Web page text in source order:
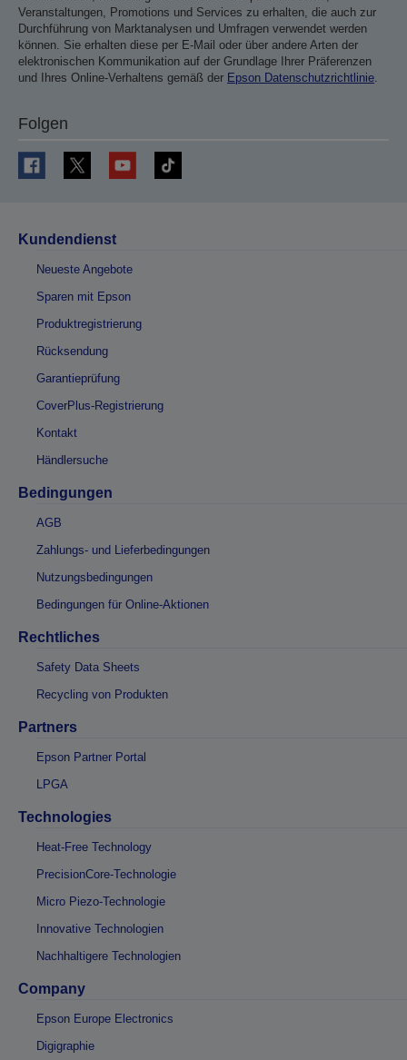
Veranstaltungen, Promotions und Services zu erhalten, die auch zur
Durchführung von Marktanalysen und Umfragen verwendet werden
können. Sie erhalten diese per E-Mail oder über andere Arten der
elektronischen Kommunikation auf der Grundlage Ihrer Präferenzen
und Ihres Online-Verhaltens gemäß der Epson Datenschutzrichtlinie.
Folgen
Kundendienst
Neueste Angebote
Sparen mit Epson
Produktregistrierung
Rücksendung
Garantieprüfung
CoverPlus-Registrierung
Kontakt
Händlersuche
Bedingungen
AGB
Zahlungs- und Lieferbedingungen
Nutzungsbedingungen
Bedingungen für Online-Aktionen
Rechtliches
Safety Data Sheets
Recycling von Produkten
Partners
Epson Partner Portal
LPGA
Technologies
Heat-Free Technology
PrecisionCore-Technologie
Micro Piezo-Technologie
Innovative Technologien
Nachhaltigere Technologien
Company
Epson Europe Electronics
Digigraphie